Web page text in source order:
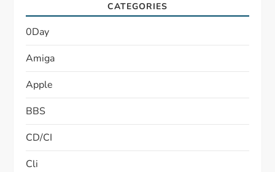
CATEGORIES
0Day
Amiga
Apple
BBS
CD/CI
Cli